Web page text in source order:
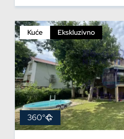
Kuće Ekskluzivno
360°